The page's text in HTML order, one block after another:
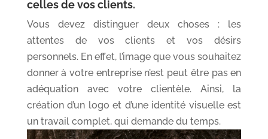
celles de vos clients.
Vous devez distinguer deux choses : les
attentes de vos clients et vos désirs
personnels. En effet, l’image que vous souhaitez
donner à votre entreprise n’est peut être pas en
adéquation avec votre clientèle. Ainsi, la
création d’un logo et d’une identité visuelle est
un travail complet, qui demande du temps.